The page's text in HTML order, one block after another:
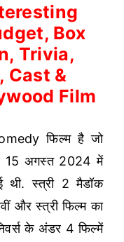
Box
Trivia,
Cast &
Film
फिल्म है जो
15 अगस्त 2024 में
थी. स्त्री 2 मैडॉक
और स्त्री फिल्म का
के अंडर 4 फिल्में